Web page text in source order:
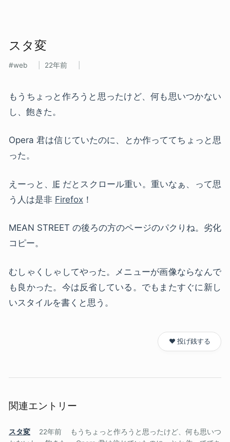
スタ変
web 22年前
もうちょっと作ろうと思ったけど、何も思いつかない
し、飽きた。
Opera 君は信じていたのに、とか作っててちょっと思
った。
えーっと、 IE だとスクロール重い。重いなぁ、って思
う人は是非 Firefox ！
MEAN STREET の後ろの方のページのパクりね。劣化
コピー。
むしゃくしゃしてやった。メニューが画像ならなんで
も良かった。今は反省している。でもまたすぐに新し
いスタイルを書くと思う。
❤️ 投げ銭する
関連エントリー
スタ変 22年前
もうちょっと作ろうと思ったけど、何も思いつ